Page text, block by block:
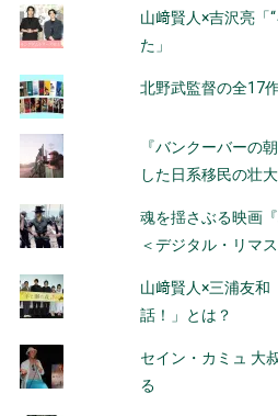
山﨑賢人×吉沢亮「
た」
北野武監督の全17
『バンクーバーの
した日系移民の壮
魂を揺さぶる映画
＜デジタル・リマ
山﨑賢人×三浦友和
話！」とは？
セイン・カミュ 大
る